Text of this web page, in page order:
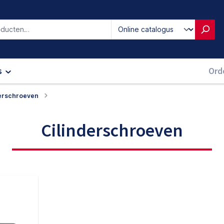
Cilinderschroeven